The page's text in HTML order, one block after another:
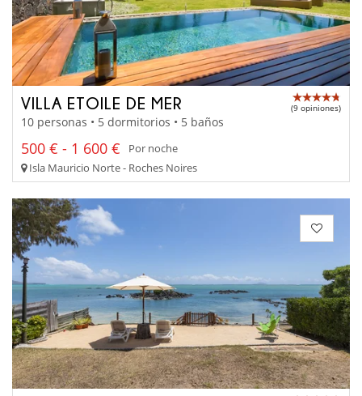
VILLA ETOILE DE MER (9 opiniones)
10 personas • 5 dormitorios • 5 baños
500 € - 1 600 €
Por noche
Isla Mauricio Norte - Roches Noires